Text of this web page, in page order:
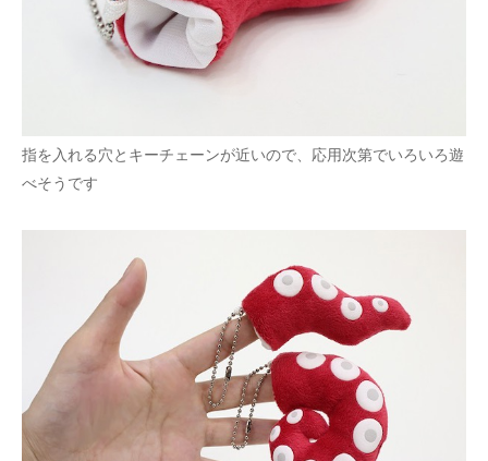
指を入れる穴とキーチェーンが近いので、応用次第でいろいろ遊
べそうです